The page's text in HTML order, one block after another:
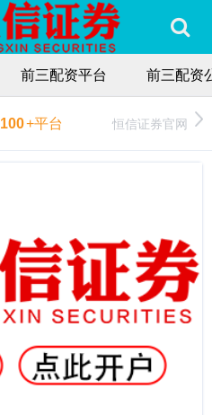
前三配资平台 前三配资
100+平台 恒信证券官网